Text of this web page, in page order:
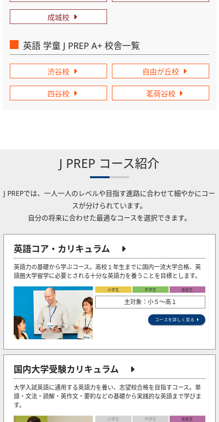
成城校
英語 学童 J PREP A+ 校舎一覧
渋谷校 自由が丘校
四谷校 茗荷谷校
J PREP コース紹介
J PREPでは、一人一人のレベルや目指す進路に合わせて細やかにコー
スが分けられています。
自分の将来に合わせた最適なコースを選択できます。
英語コア・カリキュラム
英語力の基礎から学ぶコース。高校１年生までに国内一流大学合格、英
語圏大学留学に必要とされる十分な英語力を養うことを目標とします。
小学生 中学生 高校生
主対象：小５〜高１
コースを詳しく見る
国内大学受験カリキュラム
大学入試英語に通用する英語力を養い、志望校合格を目指すコース。単
語・文法・読解・英作文・要約などの基礎から実践的な英語まで学びま
す。
小学生 中学生 高校生